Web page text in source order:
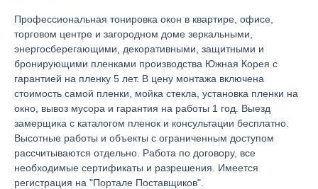
Профессиональная тонировка окон в квартире, офисе,
торговом центре и загородном доме зеркальными,
энергосберегающими, декоративными, защитными и
бронирующими пленками производства Южная Корея с
гарантией на пленку 5 лет. В цену монтажа включена
стоимость самой пленки, мойка стекла, установка пленки на
окно, вывоз мусора и гарантия на работы 1 год. Выезд
замерщика с каталогом пленок и консультации бесплатно.
Высотные работы и объекты с ограниченным доступом
рассчитываются отдельно. Работа по договору, все
необходимые сертификаты и разрешения. Имеется
регистрация на "Портале Поставщиков".